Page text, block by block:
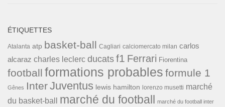
ÉTIQUETTES
Atalanta atp basket-ball Cagliari calciomercato milan carlos
alcaraz charles leclerc ducats f1 Ferrari Fiorentina
football formations probables formule 1
Gênes InterJuventus lewis hamilton lorenzo musetti marché
du basket-ball
marché du football marché du football inter